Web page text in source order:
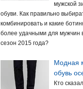
мужской
обуви. Как правильно
комбинировать и какие
более удачными для мужчин
сезон 2015 года?
Модная
обувь
Кто